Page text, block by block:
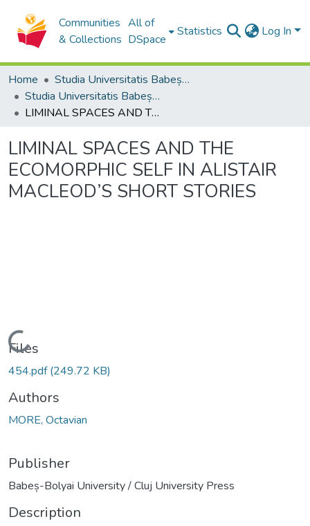
Communities
& Collections
All of
DSpace
Statistics Log In
Home
Studia Universitatis Babeș-Bolyai Collection
Studia Universitatis Babeș-Bolyai Philologia
LIMINAL SPACES AND THE ECOMORPHIC SELF IN ALISTAIR MACLEOD’S SHORT STORIES
LIMINAL SPACES AND THE
ECOMORPHIC SELF IN ALISTAIR
MACLEOD’S SHORT STORIES
Loading...
Files
454.pdf(249.72 KB)
Authors
MORE, Octavian
Publisher
Babeș-Bolyai University / Cluj University Press
Description